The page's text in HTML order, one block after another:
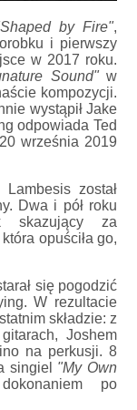
by Fire",
i pierwszy
w 2017 roku.
Sound" w
kompozycji.
wystąpił Jake
odpowiada Ted
września 2019
został
Dwa i pół roku
skazujący za
opuściła go,
się pogodzić
W rezultacie
składzie: z
Joshem
na perkusji. 8
singiel "My Own
po